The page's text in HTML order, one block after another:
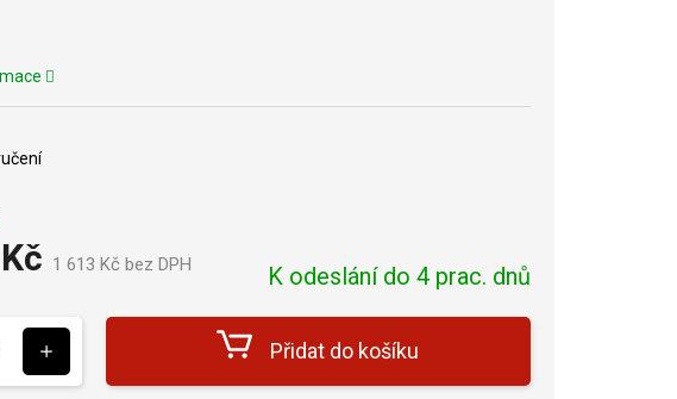
1 613 Kč bez DPH K odeslání do 4 prac. dnů
Přidat do košíku